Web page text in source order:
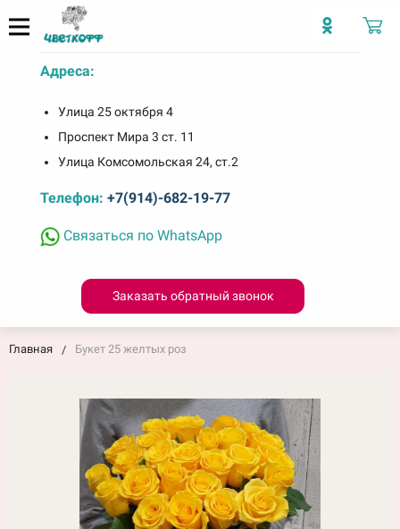
Адреса:
Улица 25 октября 4
Проспект Мира 3 ст. 11
Улица Комсомольская 24, ст.2
Телефон: +7(914)-682-19-77
Связаться по WhatsApp
Заказать обратный звонок
Главная Букет 25 желтых роз